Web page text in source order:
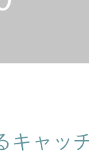
キャッ